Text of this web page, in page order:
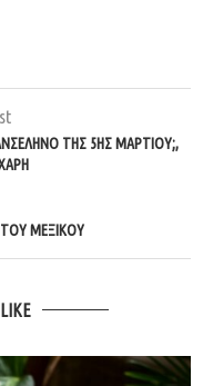
ΤΗΣ 5ΗΣ ΜΑΡΤΊΟΥ;,
ΤΟΥ ΜΕΞΙΚΟΎ